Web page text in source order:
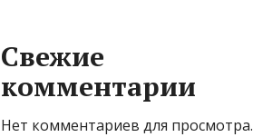
Свежие
комментарии
Нет комментариев для просмотра.